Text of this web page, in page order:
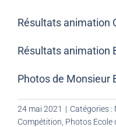
Résultats animation
Résultats animation
Photos de Monsieur
24 mai 2021 | Catégories :
Compétition Photos Ecole